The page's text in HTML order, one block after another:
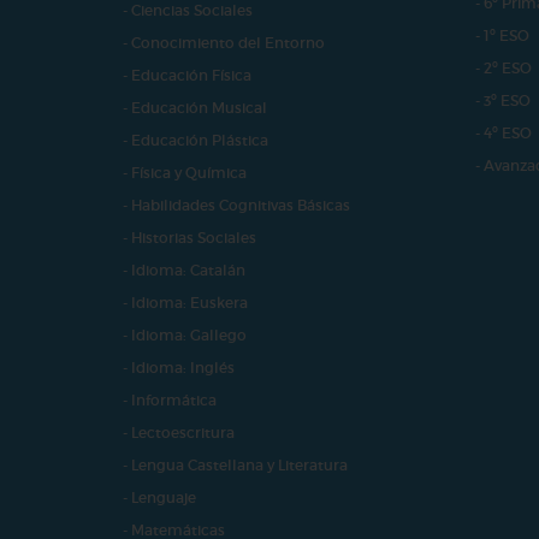
- Ciencias Sociales
- Conocimiento del Entorno
- Educación Física
- Educación Musical
- Educación Plástica
- Física y Química
- Habilidades Cognitivas Básicas
- Historias Sociales
- Idioma: Catalán
- Idioma: Euskera
- Idioma: Gallego
- Idioma: Inglés
- Informática
- Lectoescritura
- Lengua Castellana y Literatura
- Lenguaje
- Matemáticas
- 1º ESO
- 2º ESO
- 3º ESO
- 4º ESO
-